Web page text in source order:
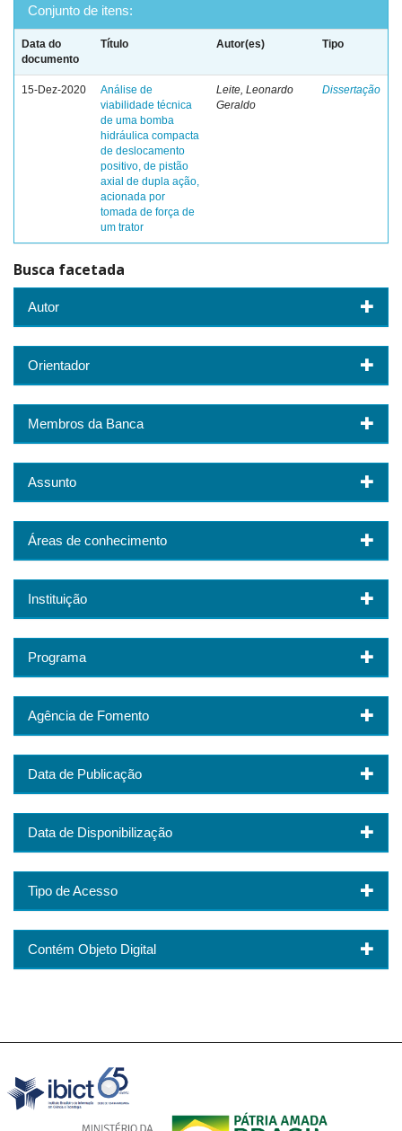
Conjunto de itens:
Data do
documento
Título Autor(es) Tipo
15-Dez-2020
Análise de
viabilidade técnica
de uma bomba
hidráulica compacta
de deslocamento
positivo, de pistão
axial de dupla ação,
acionada por
tomada de força de
um trator
Leite, Leonardo
Geraldo
Dissertação
Busca facetada
Autor
Orientador
Membros da Banca
Assunto
Áreas de conhecimento
Instituição
Programa
Agência de Fomento
Data de Publicação
Data de Disponibilização
Tipo de Acesso
Contém Objeto Digital